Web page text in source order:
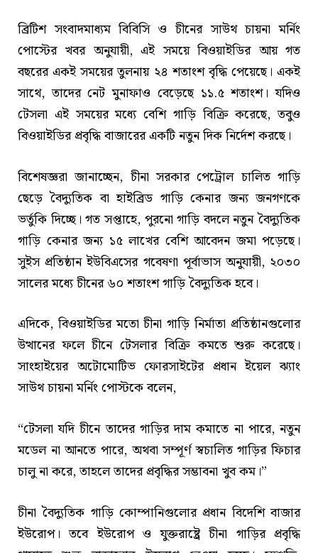
ব্রিটিশ সংবাদমাধ্যম বিবিসি ও চীনের সাউথ চায়না মর্নিং
পোস্টের খবর অনুযায়ী, এই সময়ে বিওয়াইডির আয় গত
বছরের একই সময়ের তুলনায় ২৪ শতাংশ বৃদ্ধি পেয়েছে। একই
সাথে, তাদের নেট মুনাফাও বেড়েছে ১১.৫ শতাংশ। যদিও
টেসলা এই সময়ের মধ্যে বেশি গাড়ি বিক্রি করেছে, তবুও
বিওয়াইডির প্রবৃদ্ধি বাজারের একটি নতুন দিক নির্দেশ করছে।
বিশেষজ্ঞরা জানাচ্ছেন, চীনা সরকার পেট্রোল চালিত গাড়ি
ছেড়ে বৈদ্যুতিক বা হাইব্রিড গাড়ি কেনার জন্য জনগণকে
ভর্তুকি দিচ্ছে। গত সপ্তাহে, পুরনো গাড়ি বদলে নতুন বৈদ্যুতিক
গাড়ি কেনার জন্য ১৫ লাখের বেশি আবেদন জমা পড়েছে।
সুইস প্রতিষ্ঠান ইউবিএসের গবেষণা পূর্বাভাস অনুযায়ী, ২০৩০
সালের মধ্যে চীনের ৬০ শতাংশ গাড়ি বৈদ্যুতিক হবে।
এদিকে, বিওয়াইডির মতো চীনা গাড়ি নির্মাতা প্রতিষ্ঠানগুলোর
উত্থানের ফলে চীনে টেসলার বিক্রি কমতে শুরু করেছে।
সাংহাইয়ের অটোমোটিভ ফোরসাইটের প্রধান ইয়েল ঝ্যাং
সাউথ চায়না মর্নিং পোস্টকে বলেন,
“টেসলা যদি চীনে তাদের গাড়ির দাম কমাতে না পারে, নতুন
মডেল না আনতে পারে, অথবা সম্পূর্ণ স্বচালিত গাড়ির ফিচার
চালু না করে, তাহলে তাদের প্রবৃদ্ধির সম্ভাবনা খুব কম।”
চীনা বৈদ্যুতিক গাড়ি কোম্পানিগুলোর প্রধান বিদেশি বাজার
ইউরোপ। তবে ইউরোপ ও যুক্তরাষ্ট্রে চীনা গাড়ির প্রবৃদ্ধি